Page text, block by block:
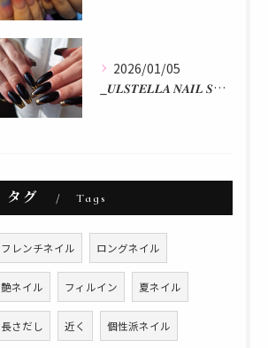
2026/01/05
_𝑼𝑳𝑺𝑻𝑬𝑳𝑳𝑨 𝑵𝑨𝑰𝑳 𝑺𝑻𝑼𝑫𝑰𝑶 𝒃𝒚 𝒂𝒌𝒂𝒏...
タグ Tags
フレンチネイル ロングネイル
艶ネイル フィルイン 夏ネイル
長さだし 近く 個性派ネイル